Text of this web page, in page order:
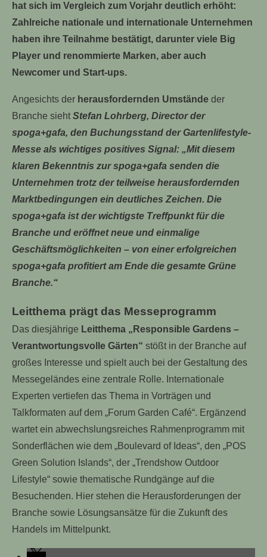
hat sich im Vergleich zum Vorjahr deutlich erhöht:
Zahlreiche nationale und internationale Unternehmen
haben ihre Teilnahme bestätigt, darunter viele Big
Player und renommierte Marken, aber auch
Newcomer und Start-ups.
Angesichts der herausfordernden Umstände der
Branche sieht Stefan Lohrberg, Director der
spoga+gafa, den Buchungsstand der Gartenlifestyle-
Messe als wichtiges positives Signal: „Mit diesem
klaren Bekenntnis zur spoga+gafa senden die
Unternehmen trotz der teilweise herausfordernden
Marktbedingungen ein deutliches Zeichen. Die
spoga+gafa ist der wichtigste Treffpunkt für die
Branche und eröffnet neue und einmalige
Geschäftsmöglichkeiten – von einer erfolgreichen
spoga+gafa profitiert am Ende die gesamte Grüne
Branche.“
Leitthema prägt das Messeprogramm
Das diesjährige Leitthema „Responsible Gardens –
Verantwortungsvolle Gärten“ stößt in der Branche auf
großes Interesse und spielt auch bei der Gestaltung des
Messegeländes eine zentrale Rolle. Internationale
Experten vertiefen das Thema in Vorträgen und
Talkformaten auf dem „Forum Garden Café“. Ergänzend
wartet ein abwechslungsreiches Rahmenprogramm mit
Sonderflächen wie dem „Boulevard of Ideas“, den „POS
Green Solution Islands“, der „Trendshow Outdoor
Lifestyle“ sowie thematische Rundgänge auf die
Besuchenden. Hier stehen die Herausforderungen der
Branche sowie Lösungsansätze für die Zukunft des
Handels im Mittelpunkt.